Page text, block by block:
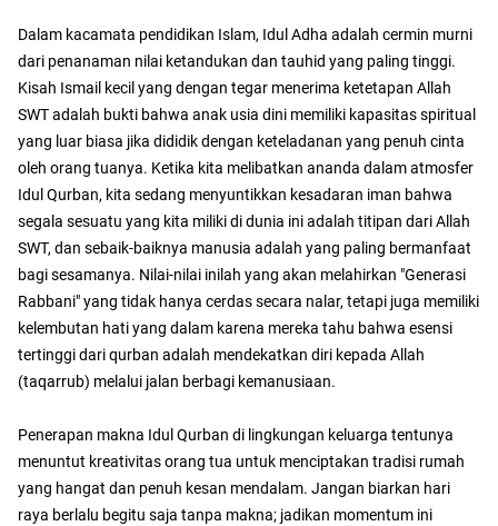
Dalam kacamata pendidikan Islam, Idul Adha adalah cermin murni
dari penanaman nilai ketandukan dan tauhid yang paling tinggi.
Kisah Ismail kecil yang dengan tegar menerima ketetapan Allah
SWT adalah bukti bahwa anak usia dini memiliki kapasitas spiritual
yang luar biasa jika dididik dengan keteladanan yang penuh cinta
oleh orang tuanya. Ketika kita melibatkan ananda dalam atmosfer
Idul Qurban, kita sedang menyuntikkan kesadaran iman bahwa
segala sesuatu yang kita miliki di dunia ini adalah titipan dari Allah
SWT, dan sebaik-baiknya manusia adalah yang paling bermanfaat
bagi sesamanya. Nilai-nilai inilah yang akan melahirkan "Generasi
Rabbani" yang tidak hanya cerdas secara nalar, tetapi juga memiliki
kelembutan hati yang dalam karena mereka tahu bahwa esensi
tertinggi dari qurban adalah mendekatkan diri kepada Allah
(taqarrub) melalui jalan berbagi kemanusiaan.
​Penerapan makna Idul Qurban di lingkungan keluarga tentunya
menuntut kreativitas orang tua untuk menciptakan tradisi rumah
yang hangat dan penuh kesan mendalam. Jangan biarkan hari
raya berlalu begitu saja tanpa makna; jadikan momentum ini